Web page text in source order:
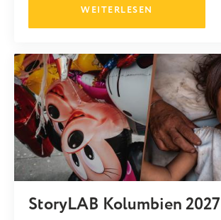
WEITERLESEN
StoryLAB Kolumbien 2027